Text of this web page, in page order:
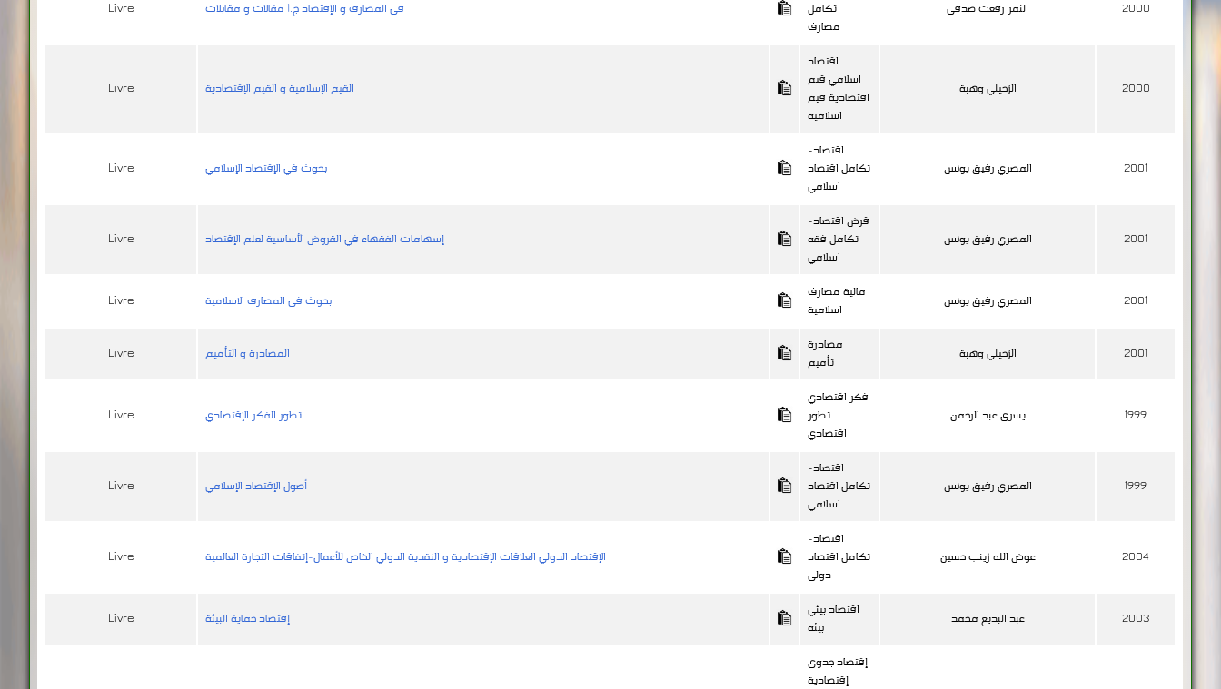
Livre في المصارف و الإقتصاد ج.1 مقالات و مقابلات
تكامل
مصارف
النمر رفعت صدقي 2000
Livre القيم الإسلامية و القيم الإقتصادية
اقتصاد
اسلامي قيم
اقتصادية قيم
اسلامية
الزحيلي وهبة 2000
Livre بحوث في الإقتصاد الإسلامي
اقتصاد-
تكامل اقتصاد
اسلامي
المصري رفيق يونس 2001
Livre إسهامات الفقهاء في القروض الأساسية لعلم الإقتصاد
قرض اقتصاد-
تكامل فقه
اسلامي
المصري رفيق يونس 2001
Livre بحوث فى المصارف الاسلامية
مالية مصارف
اسلامية
المصري رفيق يونس 2001
Livre المصادرة و التأميم
مصادرة
تأميم
الزحيلي وهبة 2001
Livre تطور الفكر الإقتصادي
فكر اقتصادي
تطور
اقتصادي
يسرى عبد الرحمن 1999
Livre أصول الإقتصاد الإسلامي
اقتصاد-
تكامل اقتصاد
اسلامي
المصري رفيق يونس 1999
Livre الإقتصاد الدولي العلاقات الإقتصادية و النقدية الدولي الخاص للأعمال-إتفاقات التجارة العالمية
اقتصاد-
تكامل اقتصاد
دولى
عوض الله زينب حسين 2004
Livre إقتصاد حماية البيئة
اقتصاد بيئي
بيئة
عبد البديع محمد 2003
إقتصاد جدوى
إقتصادية